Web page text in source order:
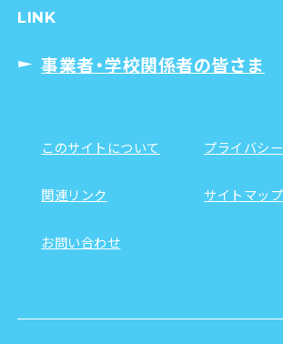
LINK
事業者・学校関係者の皆さま
このサイトについて プライバシ
関連リンク サイトマップ
お問い合わせ